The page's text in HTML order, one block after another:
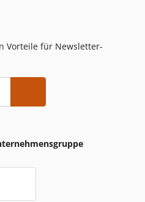
Vorteile für Newsletter-